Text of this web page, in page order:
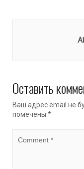
Оставить
Ваш адрес email не
помечены *